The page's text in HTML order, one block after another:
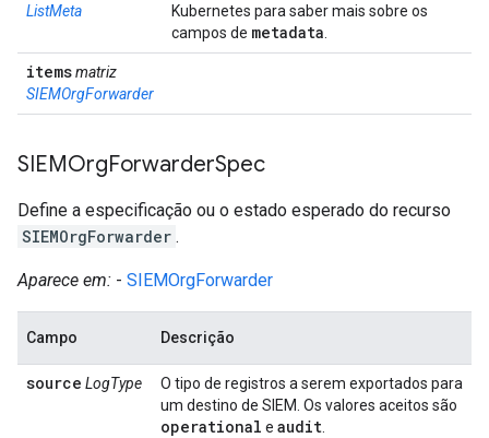
ListMeta
Kubernetes para saber mais sobre os
campos de metadata
itemsmatriz
SIEMOrgForwarder
SIEMOrgForwarderSpec
Define a especificação ou o estado esperado do recurso
SIEMOrgForwarder .
Aparece em: - SIEMOrgForwarder
Campo Descrição
source LogType
O tipo de registros a serem exportados para
um destino de SIEM. Os valores aceitos são
operational e audit